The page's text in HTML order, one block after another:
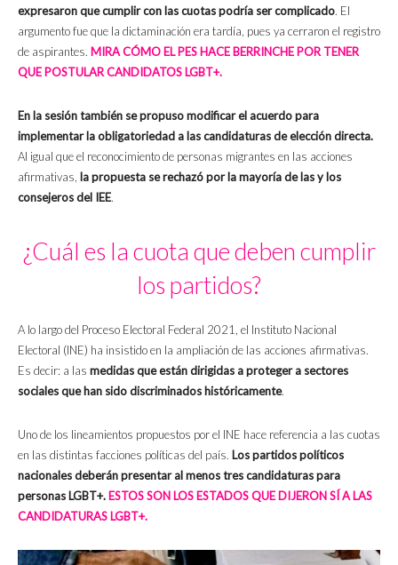
expresaron que cumplir con las cuotas podría ser complicado. El
argumento fue que la dictaminación era tardía, pues ya cerraron el registro
de aspirantes. MIRA CÓMO EL PES HACE BERRINCHE POR TENER
QUE POSTULAR CANDIDATOS LGBT+.
En la sesión también se propuso modificar el acuerdo para
implementar la obligatoriedad a las candidaturas de elección directa.
Al igual que el reconocimiento de personas migrantes en las acciones
afirmativas, la propuesta se rechazó por la mayoría de las y los
consejeros del IEE.
¿Cuál es la cuota que deben cumplir
los partidos?
A lo largo del Proceso Electoral Federal 2021, el Instituto Nacional
Electoral (INE) ha insistido en la ampliación de las acciones afirmativas.
Es decir: a las medidas que están dirigidas a proteger a sectores
sociales que han sido discriminados históricamente.
Uno de los lineamientos propuestos por el INE hace referencia a las cuotas
en las distintas facciones políticas del país. Los partidos políticos
nacionales deberán presentar al menos tres candidaturas para
personas LGBT+. ESTOS SON LOS ESTADOS QUE DIJERON SÍ A LAS
CANDIDATURAS LGBT+.